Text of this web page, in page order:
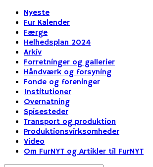
Nyeste
Fur Kalender
Færge
Helhedsplan 2024
Arkiv
Forretninger og gallerier
Håndværk og forsyning
Fonde og foreninger
Institutioner
Overnatning
Spisesteder
Transport og produktion
Produktionsvirksomheder
Video
Om FurNYT og Artikler til FurNYT